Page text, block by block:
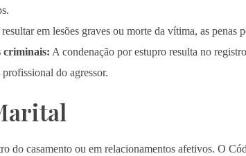
em lesões graves ou morte da vítima, as penas
criminais: A condenação por estupro resulta no
do agressor.
do casamento ou em relacionamentos afetivos. O